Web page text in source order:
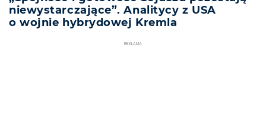
niewystarczające”. Analitycy z USA
o wojnie hybrydowej Kremla
REKLAMA